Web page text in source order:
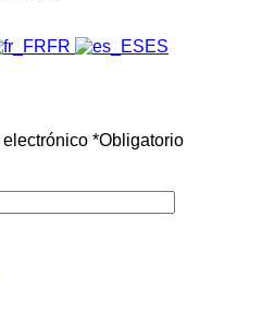
FR ES
electrónico *Obligatorio